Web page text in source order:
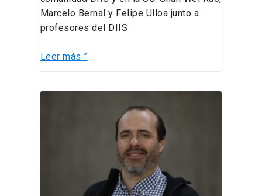
Marcelo Bernal y Felipe Ulloa junto a
profesores del DIIS
Leer más ”